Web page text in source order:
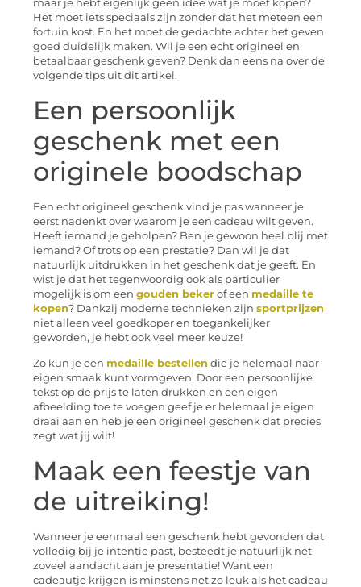
maar je hebt eigenlijk geen idee wat je moet kopen?
Het moet iets speciaals zijn zonder dat het meteen een
fortuin kost. En het moet de gedachte achter het geven
goed duidelijk maken. Wil je een echt origineel en
betaalbaar geschenk geven? Denk dan eens na over de
volgende tips uit dit artikel.
Een persoonlijk
geschenk met een
originele boodschap
Een echt origineel geschenk vind je pas wanneer je
eerst nadenkt over waarom je een cadeau wilt geven.
Heeft iemand je geholpen? Ben je gewoon heel blij met
iemand? Of trots op een prestatie? Dan wil je dat
natuurlijk uitdrukken in het geschenk dat je geeft. En
wist je dat het tegenwoordig ook als particulier
mogelijk is om een gouden beker of een medaille te
kopen? Dankzij moderne technieken zijn sportprijzen
niet alleen veel goedkoper en toegankelijker
geworden, je hebt ook veel meer keuze!
Zo kun je een medaille bestellen die je helemaal naar
eigen smaak kunt vormgeven. Door een persoonlijke
tekst op de prijs te laten drukken en een eigen
afbeelding toe te voegen geef je er helemaal je eigen
draai aan en heb je een origineel geschenk dat precies
zegt wat jij wilt!
Maak een feestje van
de uitreiking!
Wanneer je eenmaal een geschenk hebt gevonden dat
volledig bij je intentie past, besteedt je natuurlijk net
zoveel aandacht aan je presentatie! Want een
cadeautje krijgen is minstens net zo leuk als het cadeau